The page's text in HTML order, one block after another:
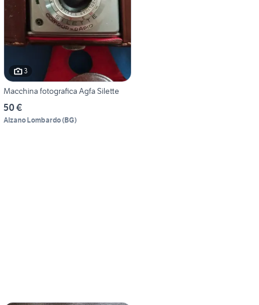
3
Macchina fotografica Agfa Silette
50 €
Alzano Lombardo(BG)